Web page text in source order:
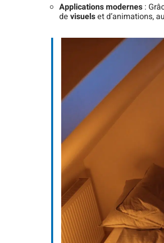
Applications modernes :
de visuelset d’animations,